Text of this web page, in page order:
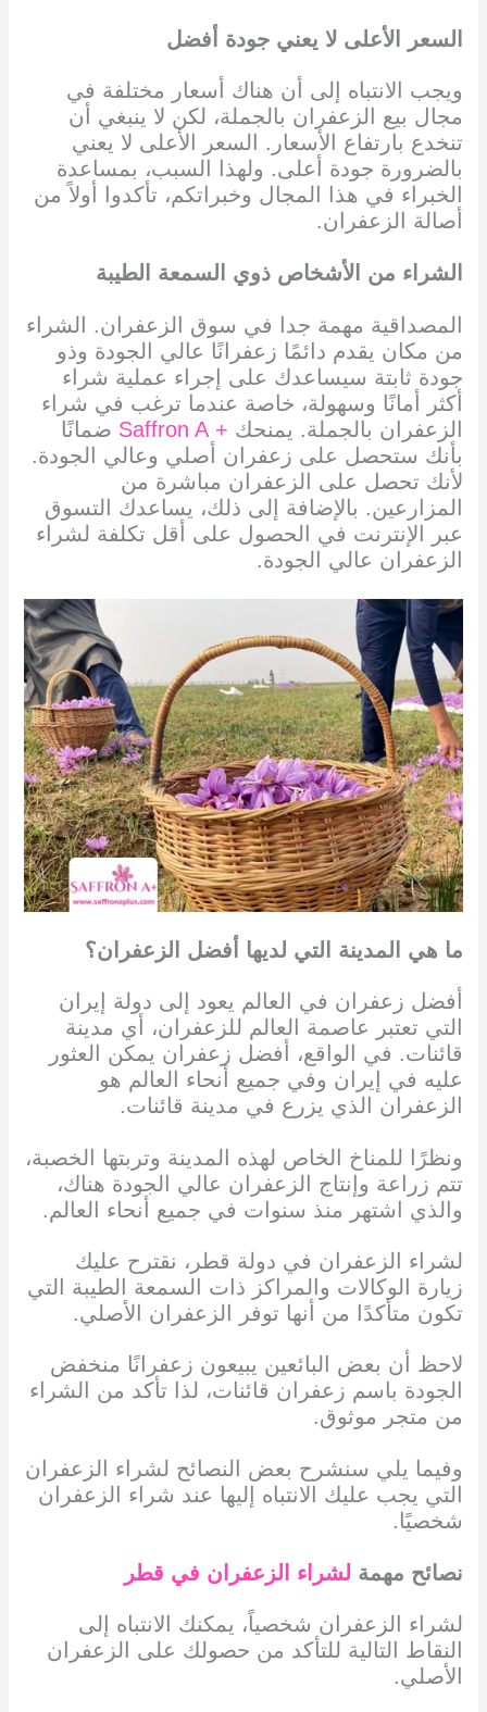
السعر الأعلى لا يعني جودة أفضل
ويجب الانتباه إلى أن هناك أسعار مختلفة في
مجال بيع الزعفران بالجملة، لكن لا ينبغي أن
تنخدع بارتفاع الأسعار. السعر الأعلى لا يعني
بالضرورة جودة أعلى. ولهذا السبب، بمساعدة
الخبراء في هذا المجال وخبراتكم، تأكدوا أولاً من
أصالة الزعفران.
الشراء من الأشخاص ذوي السمعة الطيبة
المصداقية مهمة جدا في سوق الزعفران. الشراء
من مكان يقدم دائمًا زعفرانًا عالي الجودة وذو
جودة ثابتة سيساعدك على إجراء عملية شراء
أكثر أمانًا وسهولة، خاصة عندما ترغب في شراء
الزعفران بالجملة. يمنحك + Saffron A
ضمانًا
بأنك ستحصل على زعفران أصلي وعالي الجودة.
لأنك تحصل على الزعفران مباشرة من
المزارعين. بالإضافة إلى ذلك، يساعدك التسوق
عبر الإنترنت في الحصول على أقل تكلفة لشراء
الزعفران عالي الجودة.
ما هي المدينة التي لديها أفضل الزعفران؟
أفضل زعفران في العالم يعود إلى دولة إيران
التي تعتبر عاصمة العالم للزعفران، أي مدينة
قائنات. في الواقع، أفضل زعفران يمكن العثور
عليه في إيران وفي جميع أنحاء العالم هو
الزعفران الذي يزرع في مدينة قائنات.
ونظرًا للمناخ الخاص لهذه المدينة وتربتها الخصبة،
تتم زراعة وإنتاج الزعفران عالي الجودة هناك،
والذي اشتهر منذ سنوات في جميع أنحاء العالم.
لشراء الزعفران في دولة قطر، نقترح عليك
زيارة الوكالات والمراكز ذات السمعة الطيبة التي
تكون متأكدًا من أنها توفر الزعفران الأصلي.
لاحظ أن بعض البائعين يبيعون زعفرانًا منخفض
الجودة باسم زعفران قائنات، لذا تأكد من الشراء
من متجر موثوق.
وفيما يلي سنشرح بعض النصائح لشراء الزعفران
التي يجب عليك الانتباه إليها عند شراء الزعفران
شخصيًا.
نصائح مهمة لشراء الزعفران في قطر
لشراء الزعفران شخصياً، يمكنك الانتباه إلى
النقاط التالية للتأكد من حصولك على الزعفران
الأصلي.